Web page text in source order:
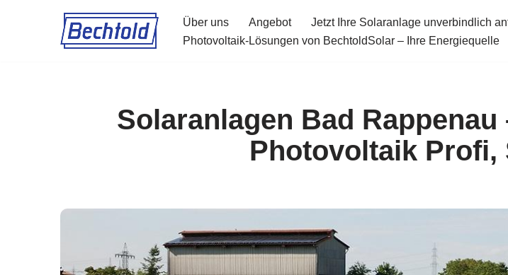
Über uns Angebot Jetzt Ihre Solaranlage unverbindlich
Photovoltaik-Lösungen von BechtoldSolar – Ihre Energiequelle
Solaranlagen Bad
Photovoltaik Profi,